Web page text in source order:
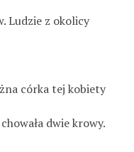
Ludzie z okolicy
córka tej kobiety
dwie krowy.